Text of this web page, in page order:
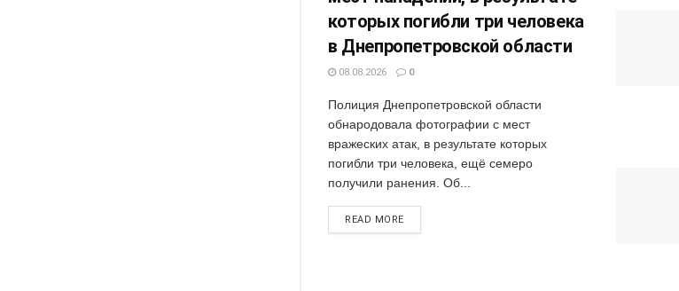
которых погибли три человека
в Днепропетровской области
08.08.2026 0
Полиция Днепропетровской области
обнародовала фотографии с мест
вражеских атак, в результате которых
погибли три человека, ещё семеро
получили ранения. Об...
READ MORE